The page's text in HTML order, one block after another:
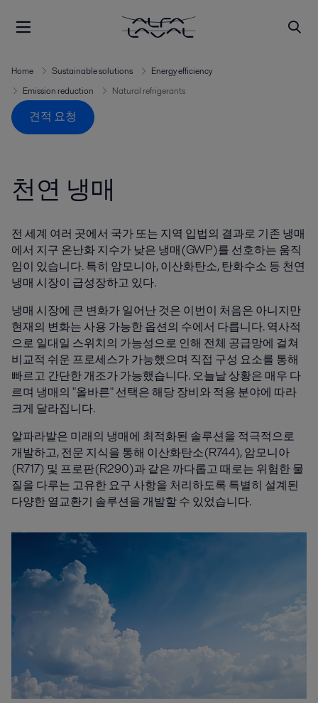
Home Sustainable solutions
Energy efficiency
Emission reduction
Natural refrigerants
견적 요청
천연 냉매
전 세계 여러 곳에서 국가 또는 지역 입법의 결과로 기존 냉매
에서 지구 온난화 지수가 낮은 냉매(GWP)를 선호하는 움직
임이 있습니다. 특히 암모니아, 이산화탄소, 탄화수소 등 천연
냉매 시장이 급성장하고 있다.
냉매 시장에 큰 변화가 일어난 것은 이번이 처음은 아니지만
현재의 변화는 사용 가능한 옵션의 수에서 다릅니다. 역사적
으로 일대일 스위치의 가능성으로 인해 전체 공급망에 걸쳐
비교적 쉬운 프로세스가 가능했으며 직접 구성 요소를 통해
빠르고 간단한 개조가 가능했습니다. 오늘날 상황은 매우 다
르며 냉매의 "올바른" 선택은 해당 장비와 적용 분야에 따라
크게 달라집니다.
알파라발은 미래의 냉매에 최적화된 솔루션을 적극적으로
개발하고, 전문 지식을 통해 이산화탄소(R744), 암모니아
(R717) 및 프로판(R290)과 같은 까다롭고 때로는 위험한 물
질을 다루는 고유한 요구 사항을 처리하도록 특별히 설계된
다양한 열교환기 솔루션을 개발할 수 있었습니다.